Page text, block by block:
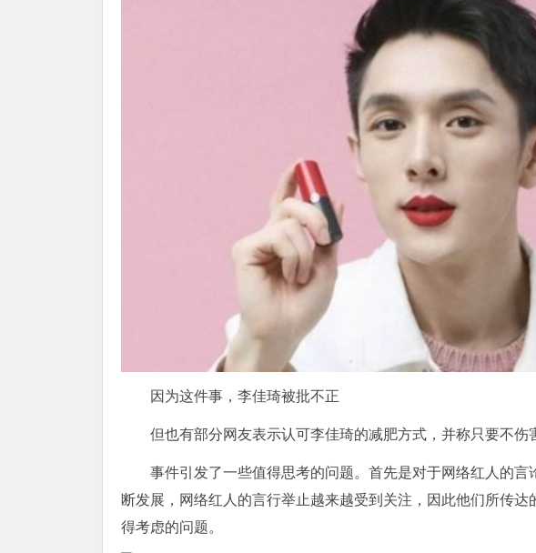
因为这件事，李佳琦被批不正
但也有部分网友表示认可李佳琦的减肥方式，并称只要不伤
事件引发了一些值得思考的问题。首先是对于网络红人的
断发展，网络红人的言行举止越来越受到关注，因此他们所传
得考虑的问题。